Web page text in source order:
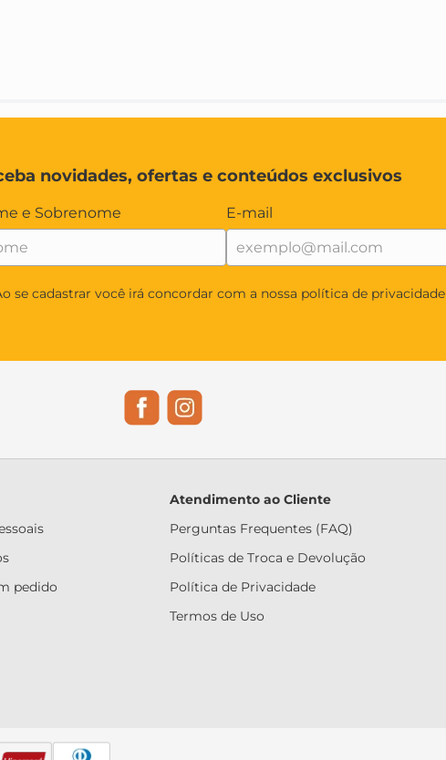
novidades, ofertas e conteúdos exclusivos
e Sobrenome E-mail
se cadastrar você irá concordar com a nossa política de privacidade
pedido
Atendimento ao Cliente
Perguntas Frequentes (FAQ)
Políticas de Troca e Devolução
Política de Privacidade
Termos de Uso